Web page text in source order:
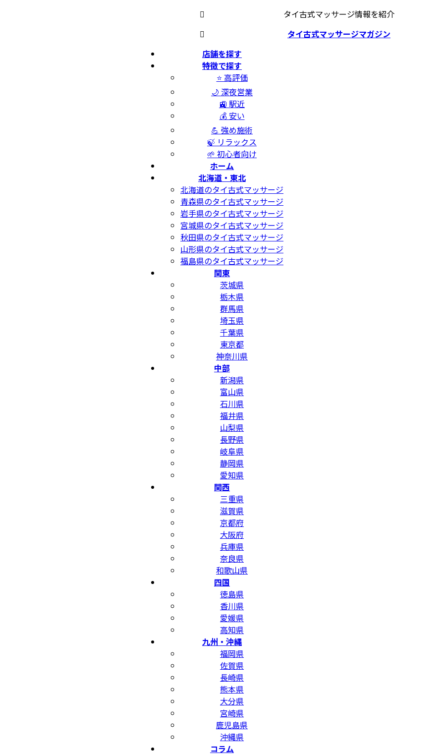
店舗を探す
特徴で探す
⭐ 高評価
🌙 深夜営業
🚉 駅近
💰 安い
💪 強め施術
🍃 リラックス
🌱 初心者向け
ホーム
北海道・東北
北海道のタイ古式マッサージ
青森県のタイ古式マッサージ
岩手県のタイ古式マッサージ
宮城県のタイ古式マッサージ
秋田県のタイ古式マッサージ
山形県のタイ古式マッサージ
福島県のタイ古式マッサージ
関東
茨城県
栃木県
群馬県
埼玉県
千葉県
東京都
神奈川県
中部
新潟県
富山県
石川県
福井県
山梨県
長野県
岐阜県
静岡県
愛知県
関西
三重県
滋賀県
京都府
大阪府
兵庫県
奈良県
和歌山県
四国
徳島県
香川県
愛媛県
高知県
九州・沖縄
福岡県
佐賀県
長崎県
熊本県
大分県
宮崎県
鹿児島県
沖縄県
コラム
タイ古式マッサージ情報を紹介
タイ古式マッサージマガジン